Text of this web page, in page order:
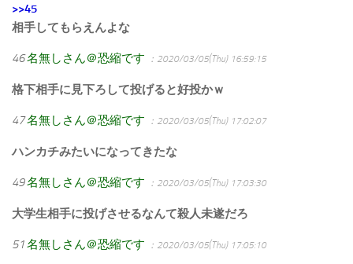
>>45
相手してもらえんよな
46名無しさん＠恐縮です ：2020/03/05(Thu) 16:59:15
格下相手に見下ろして投げると好投かｗ
47名無しさん＠恐縮です ：2020/03/05(Thu) 17:02:07
ハンカチみたいになってきたな
49名無しさん＠恐縮です ：2020/03/05(Thu) 17:03:30
大学生相手に投げさせるなんて殺人未遂だろ
51名無しさん＠恐縮です ：2020/03/05(Thu) 17:05:10